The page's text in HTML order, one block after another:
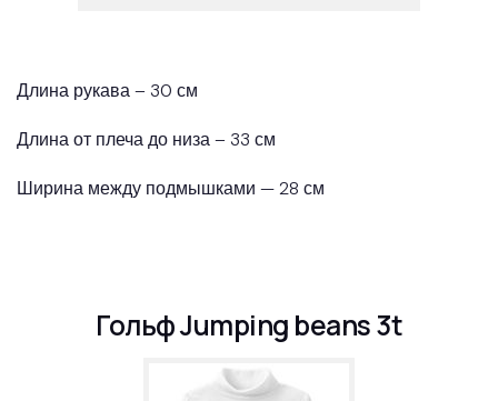
Длина рукава – 30 см
Длина от плеча до низа – 33 см
Ширина между подмышками — 28 см
Гольф Jumping beans 3t